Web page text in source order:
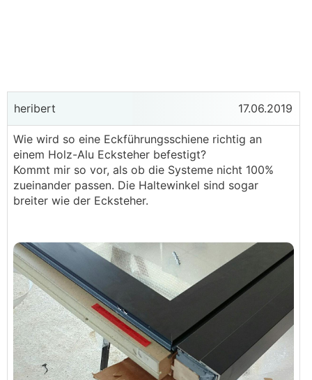
heribert 17.06.2019
Wie wird so eine Eckführungsschiene richtig an
einem Holz-Alu Ecksteher befestigt?
Kommt mir so vor, als ob die Systeme nicht 100%
zueinander passen. Die Haltewinkel sind sogar
breiter wie der Ecksteher.